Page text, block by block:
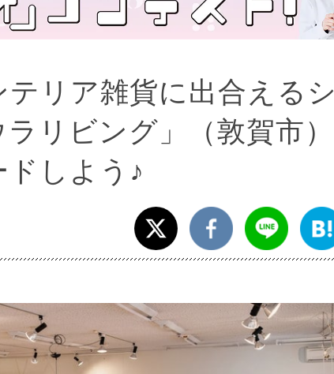
リア雑貨に出合えるシ
リビング」（敦賀市）
しよう♪